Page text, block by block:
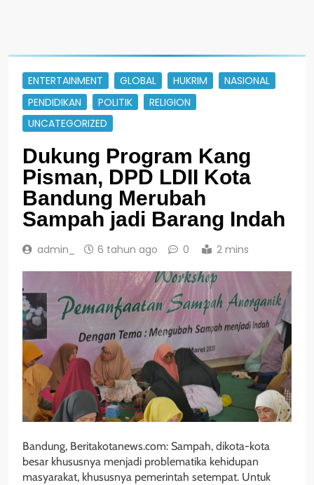
ENTERTAINMENT GLOBAL HUKRIM
NASIONAL
PENDIDIKAN
POLITIK
RELIGION
UNCATEGORIZED
Dukung Program Kang
Pisman, DPD LDII Kota
Bandung Merubah
Sampah jadi Barang Indah
admin_ 6 tahun ago 0 2 mins
Bandung, Beritakotanews.com: Sampah, dikota-kota
besar khususnya menjadi problematika kehidupan
masyarakat, khususnya pemerintah setempat. Untuk